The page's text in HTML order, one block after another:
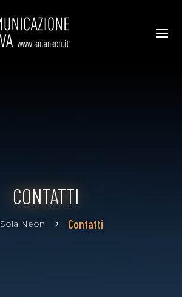
CONTATTI
Sola Neon 5 Contatti